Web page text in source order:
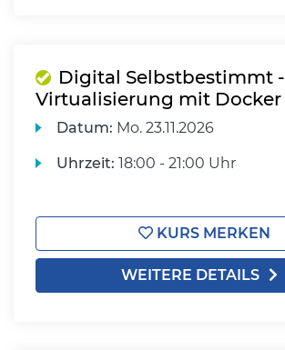
Digital Selbstbestimmt -
Virtualisierung mit Docker
Datum: Mo. 23.11.2026
Uhrzeit: 18:00 - 21:00 Uhr
KURS MERKEN
WEITERE DETAILS